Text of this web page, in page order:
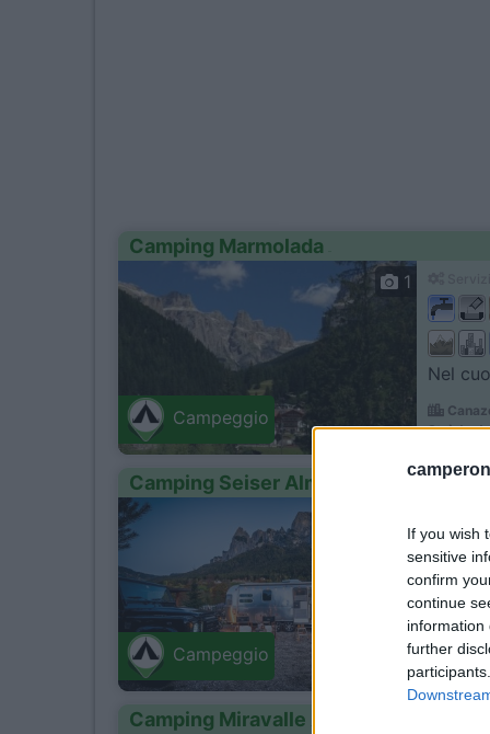
If you wish
sensitive
confirm
continue
information
further
Camping Marmolada
Campeggio
1
Nel
Strèda
Camping Seiser Alm
Campeggio
Nel
Fié
Via
Camping Miravalle